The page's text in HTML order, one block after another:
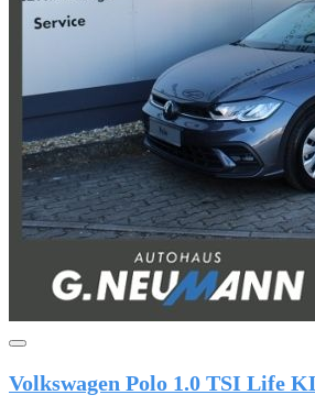
Volkswagen Polo 1.0 TSI Life